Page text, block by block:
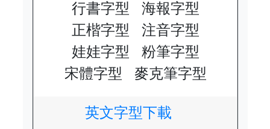
行書字型
海報字型
正楷字型
注音字型
娃娃字型
粉筆字型
宋體字型
麥克筆字型
英文字型下載